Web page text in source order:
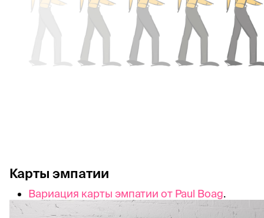
Карты эмпатии
Вариация карты эмпатии от Paul Boag.